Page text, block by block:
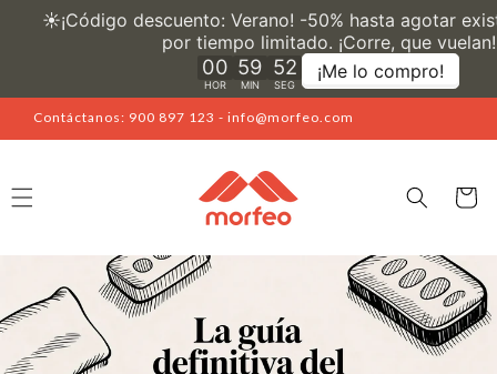
directamente
Contáctanos: 900 897 123 - info@morfeo.com
Carrito